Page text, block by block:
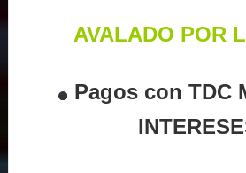
AVALADO POR
Pagos con TDC